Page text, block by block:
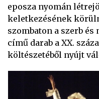
eposza nyomán
keletkezésének
szombaton a szerb
című darab a XX.
költészetéből nyújt